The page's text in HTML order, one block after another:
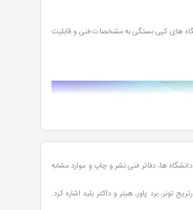
های کپی بستگی به مشخصات فنی و قابلیت
ها، دفاتر فنی نشر و چاپ و موارد مشابه
تونر، برد پاور، هیتر و داکتر بلید اشاره کرد.